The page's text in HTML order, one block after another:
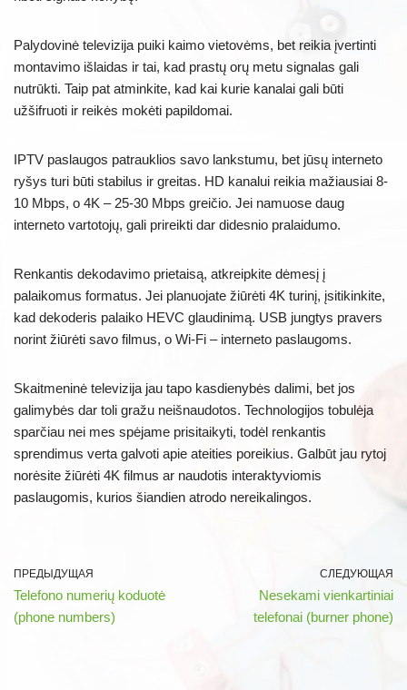
Palydovinė televizija puiki kaimo vietovėms, bet reikia įvertinti
montavimo išlaidas ir tai, kad prastų orų metu signalas gali
nutrūkti. Taip pat atminkite, kad kai kurie kanalai gali būti
užšifruoti ir reikės mokėti papildomai.
IPTV paslaugos patrauklios savo lankstumu, bet jūsų interneto
ryšys turi būti stabilus ir greitas. HD kanalui reikia mažiausiai 8-
10 Mbps, o 4K – 25-30 Mbps greičio. Jei namuose daug
interneto vartotojų, gali prireikti dar didesnio pralaidumo.
Renkantis dekodavimo prietaisą, atkreipkite dėmesį į
palaikomus formatus. Jei planuojate žiūrėti 4K turinį, įsitikinkite,
kad dekoderis palaiko HEVC glaudinimą. USB jungtys pravers
norint žiūrėti savo filmus, o Wi-Fi – interneto paslaugoms.
Skaitmeninė televizija jau tapo kasdienybės dalimi, bet jos
galimybės dar toli gražu neišnaudotos. Technologijos tobulėja
sparčiau nei mes spėjame prisitaikyti, todėl renkantis
sprendimus verta galvoti apie ateities poreikius. Galbūt jau rytoj
norėsite žiūrėti 4K filmus ar naudotis interaktyviomis
paslaugomis, kurios šiandien atrodo nereikalingos.
ПРЕДЫДУЩАЯ
Telefono numerių koduotė
(phone numbers)
СЛЕДУЮЩАЯ
Nesekami vienkartiniai
telefonai (burner phone)